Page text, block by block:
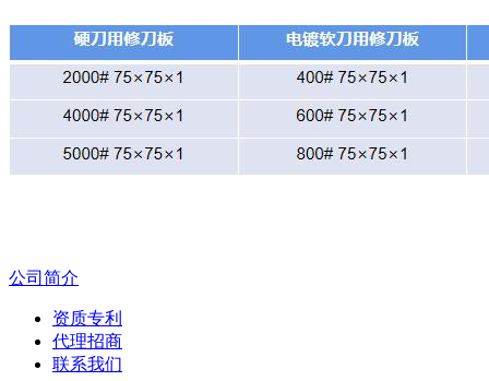
公司简介
资质专利
代理招商
联系我们